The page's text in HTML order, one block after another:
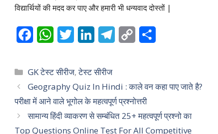
विद्यार्थियों की मदद कर पाए और हमारी भी धन्यवाद दोस्तों |
c
e
b
o
W
a
t
s
A
i
t
t
e
n
k
e
d
e
g
r
y
L
i
r
Categories
GK टेस्ट सीरीज,टेस्ट सीरीज
Geography Quiz In Hindi : काले वन कहा पाए जाते है?
परीक्षा में आने वाले भूगोल के महत्वपूर्ण प्रश्नोत्तरी
सामान्य हिंदी व्याकरण से सम्बंधित 25+ महत्वपूर्ण प्रश्नो का
Top Questions Online Test For All Competitive